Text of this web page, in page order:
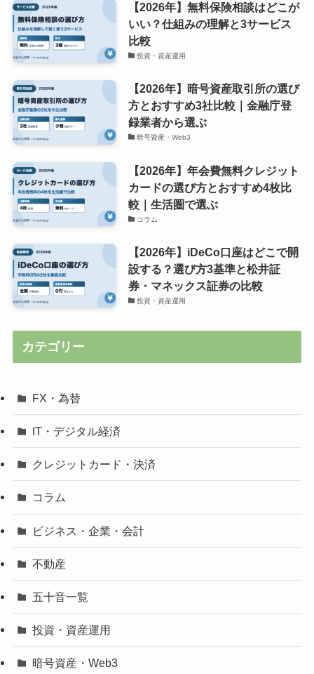
【2026年】無料保険相談はどこが
いい？仕組みの理解と3サービス
比較
投資・資産運用
【2026年】暗号資産取引所の選び
方とおすすめ3社比較｜金融庁登
録業者から選ぶ
暗号資産・Web3
【2026年】年会費無料クレジット
カードの選び方とおすすめ4枚比
較｜生活圏で選ぶ
コラム
【2026年】iDeCo口座はどこで開
設する？選び方3基準と松井証
券・マネックス証券の比較
投資・資産運用
カテゴリー
FX・為替
IT・デジタル経済
クレジットカード・決済
コラム
ビジネス・企業・会計
不動産
五十音一覧
投資・資産運用
暗号資産・Web3